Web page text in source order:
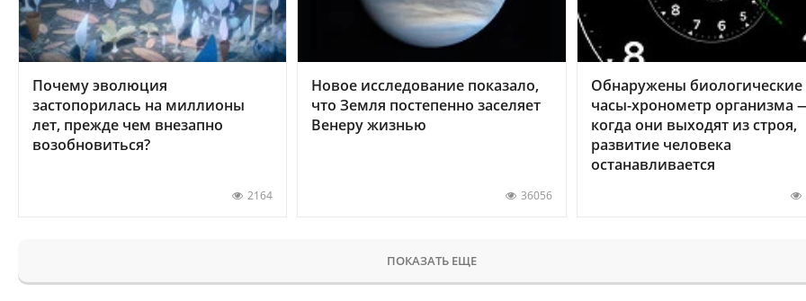
Почему эволюция
застопорилась на миллионы
лет, прежде чем внезапно
возобновиться?
2164
Новое исследование показало,
что Земля постепенно заселяет
Венеру жизнью
36056
Обнаружены биологические
часы-хронометр организма
когда они выходят из строя,
развитие человека
останавливается
ПОКАЗАТЬ ЕЩЕ